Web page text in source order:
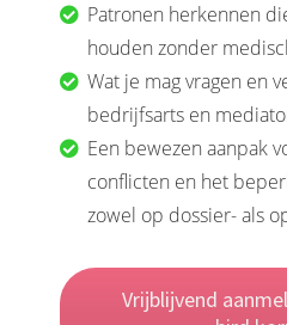
Patronen herkennen
houden zonder
Wat je mag vragen en
bedrijfsarts en
Een bewezen aanpak
conflicten en het
zowel op dossier- als
Vrijblijvend